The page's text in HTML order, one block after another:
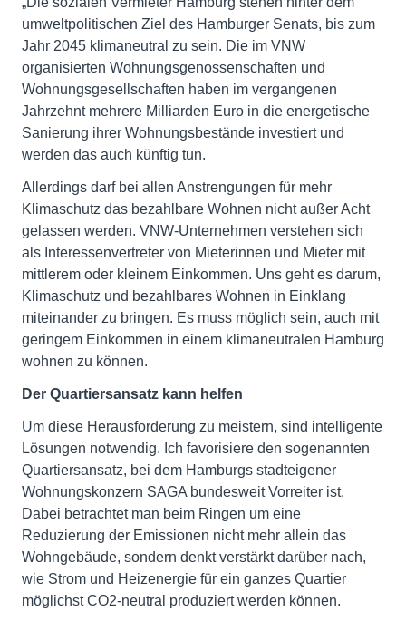
umweltpolitischen Ziel des Hamburger Senats, bis zum
Jahr 2045 klimaneutral zu sein. Die im VNW
organisierten Wohnungsgenossenschaften und
Wohnungsgesellschaften haben im vergangenen
Jahrzehnt mehrere Milliarden Euro in die energetische
Sanierung ihrer Wohnungsbestände investiert und
werden das auch künftig tun.
Allerdings darf bei allen Anstrengungen für mehr
Klimaschutz das bezahlbare Wohnen nicht außer Acht
gelassen werden. VNW-Unternehmen verstehen sich
als Interessenvertreter von Mieterinnen und Mieter mit
mittlerem oder kleinem Einkommen. Uns geht es darum,
Klimaschutz und bezahlbares Wohnen in Einklang
miteinander zu bringen. Es muss möglich sein, auch mit
geringem Einkommen in einem klimaneutralen Hamburg
wohnen zu können.
Der Quartiersansatz kann helfen
Um diese Herausforderung zu meistern, sind intelligente
Lösungen notwendig. Ich favorisiere den sogenannten
Quartiersansatz, bei dem Hamburgs stadteigener
Wohnungskonzern SAGA bundesweit Vorreiter ist.
Dabei betrachtet man beim Ringen um eine
Reduzierung der Emissionen nicht mehr allein das
Wohngebäude, sondern denkt verstärkt darüber nach,
wie Strom und Heizenergie für ein ganzes Quartier
möglichst CO2-neutral produziert werden können.